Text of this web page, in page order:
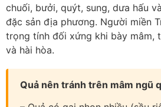
chuối, bưởi, quýt, sung, dưa hấu
đặc sản địa phương. Người miền
trọng tính đối xứng khi bày mâm,
và hài hòa.
Quả nên tránh trên mâm ngũ